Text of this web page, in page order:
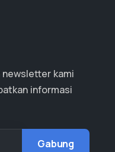
newsletter kami
informasi